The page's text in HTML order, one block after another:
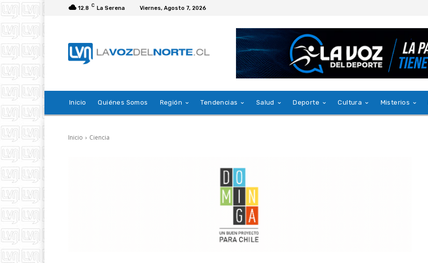
12.8 C La Serena Viernes, Agosto 7, 2026
Inicio Quiénes Somos Región Tendencias Salud Deporte Cultura Misterios
Inicio Ciencia